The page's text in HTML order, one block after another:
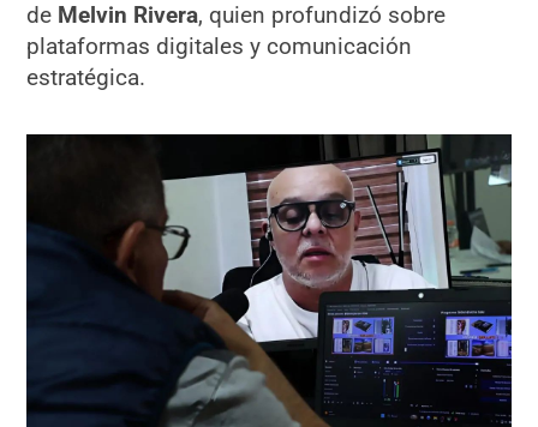
de Melvin Rivera, quien profundizó sobre
plataformas digitales y comunicación
estratégica.